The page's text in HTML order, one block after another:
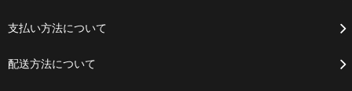
支払い方法について
配送方法について